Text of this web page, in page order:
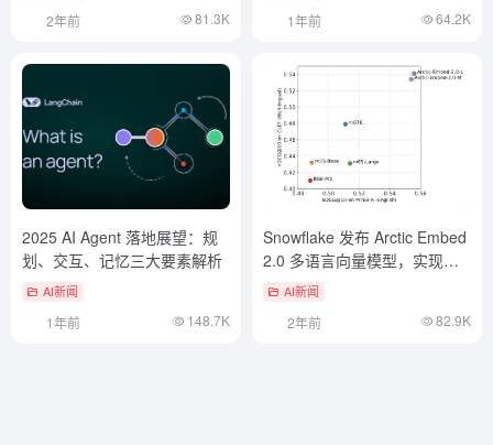
2年前 81.3K 1年前 64.2K
2025 AI Agent 落地展望：规
划、交互、记忆三大要素解析
AI新闻
1年前 148.7K
Snowflake 发布 Arctic Embed
2.0 多语言向量模型，实现高
质量中文检索
AI新闻
2年前 82.9K